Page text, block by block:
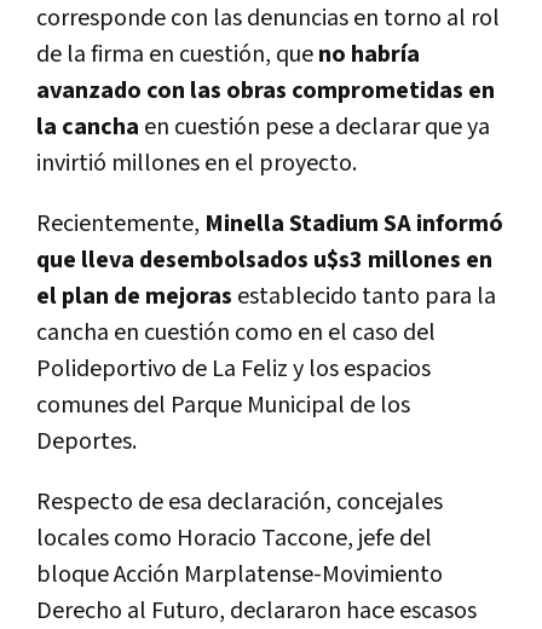
corresponde con las denuncias en torno al rol
de la firma en cuestión, queno habría
avanzado con las obras comprometidas en
la cancha en cuestión pese a declarar que ya
invirtió millones en el proyecto.
Recientemente, Minella Stadium SA informó
que lleva desembolsados u$s3 millones en
el plan de mejoras establecido tanto para la
cancha en cuestión como en el caso del
Polideportivo de La Feliz y los espacios
comunes del Parque Municipal de los
Deportes.
Respecto de esa declaración, concejales
locales como Horacio Taccone, jefe del
bloque Acción Marplatense-Movimiento
Derecho al Futuro, declararon hace escasos